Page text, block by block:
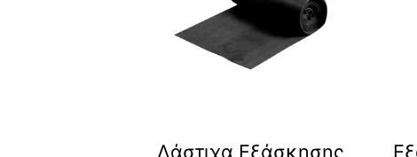
Λάστιχα Εξάσκησης